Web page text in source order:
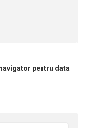
pentru data